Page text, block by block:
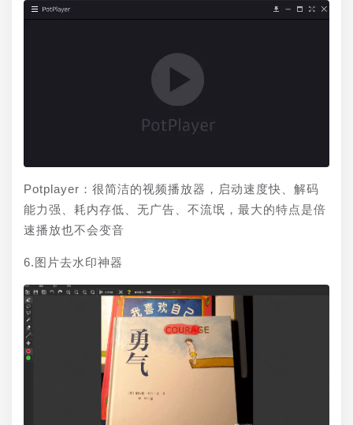
Potplayer：很简洁的视频播放器，启动速度快、解码
能力强、耗内存低、无广告、不流氓，最大的特点是倍
速播放也不会变音
6.图片去水印神器